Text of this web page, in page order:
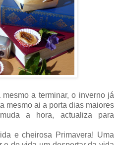
a terminar, o inverno já
mesmo ai a porta dias maiores
a hora, actualiza para
e cheirosa Primavera! Uma